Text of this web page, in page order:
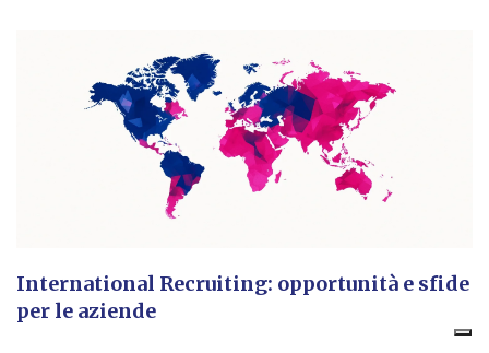
International Recruiting: opportunità e sfide
per le aziende